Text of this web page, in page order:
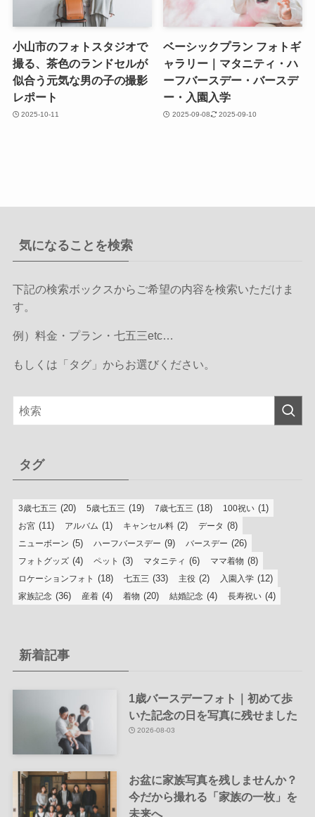
小山市のフォトスタジオで
撮る、茶色のランドセルが
似合う元気な男の子の撮影
レポート
2025-10-11
ベーシックプラン フォトギ
ャラリー｜マタニティ・ハ
ーフバースデー・バースデ
ー・入園入学
2025-09-08 2025-09-10
気になることを検索
下記の検索ボックスからご希望の内容を検索いただけま
す。
例）料金・プラン・七五三etc…
もしくは「タグ」からお選びください。
タグ
3歳七五三 (20) 5歳七五三 (19) 7歳七五三 (18) 100祝い (1)
お宮 (11) アルバム (1) キャンセル料 (2) データ (8)
ニューボーン (5) ハーフバースデー (9) バースデー (26)
フォトグッズ (4) ペット (3) マタニティ (6) ママ着物 (8)
ロケーションフォト (18) 七五三 (33) 主役 (2) 入園入学 (12)
家族記念 (36) 産着 (4) 着物 (20) 結婚記念 (4) 長寿祝い (4)
新着記事
1歳バースデーフォト｜初めて歩
いた記念の日を写真に残せました
2026-08-03
お盆に家族写真を残しませんか？
今だから撮れる「家族の一枚」を
未来へ